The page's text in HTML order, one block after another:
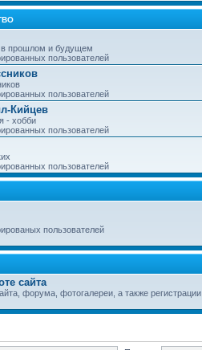
прошлом и будущем
пользователей
пользователей
Кийцев
- хобби
пользователей
пользователей
пользователей
сайта
форума, фотогалереи, а также регистрации